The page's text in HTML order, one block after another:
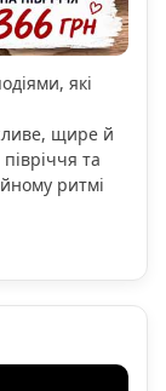
які
щире й
та
ритмі